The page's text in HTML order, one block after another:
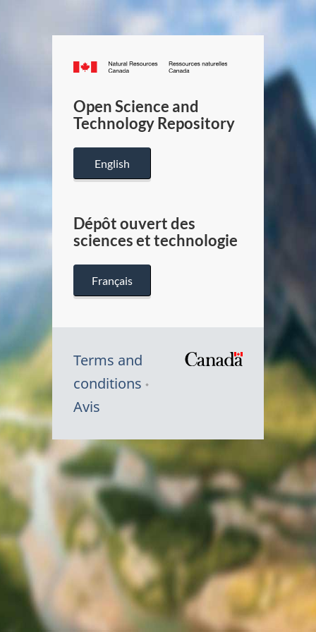
Canada.ca
/
Canada
Open Science and
Technology Repository
English
Dépôt ouvert des
sciences et technologie
Français
Terms and
conditions
Avis
Canada